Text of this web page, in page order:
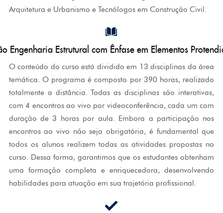
Arquitetura e Urbanismo e Tecnólogos em Construção Civil.
Engenharia Estrutural com Ênfase em Elementos
O conteúdo do curso está dividido em 13 disciplinas da área
temática. O programa é composto por 390 horas, realizado
totalmente a distância. Todas as disciplinas são interativas,
com 4 encontros ao vivo por videoconferência, cada um com
duração de 3 horas por aula. Embora a participação nos
encontros ao vivo não seja obrigatória, é fundamental que
todos os alunos realizem todas as atividades propostas no
curso. Dessa forma, garantimos que os estudantes obtenham
uma formação completa e enriquecedora, desenvolvendo
habilidades para atuação em sua trajetória profissional.